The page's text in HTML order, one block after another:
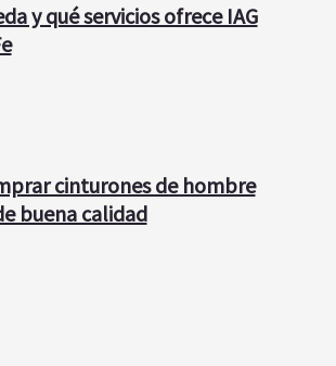
y qué servicios ofrece IAG
cinturones de hombre
buena calidad